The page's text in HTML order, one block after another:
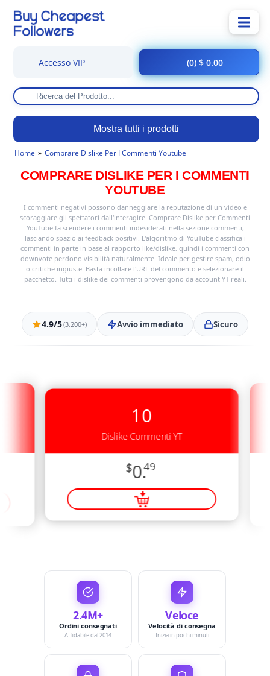
Mostra tutti i prodotti
Accesso VIP (0) $ 0.00
Home Comprare Dislike Per I Commenti Youtube
COMPRARE DISLIKE PER I COMMENTI
YOUTUBE
I commenti negativi possono danneggiare la reputazione di un video e
scoraggiare gli spettatori dall'interagire. Comprare Dislike per Commenti
YouTube fa scendere i commenti indesiderati nella sezione commenti,
lasciando spazio ai feedback positivi. L'algoritmo di YouTube classifica i
commenti in parte in base al rapporto like/dislike, quindi i commenti con
downvote perdono visibilità naturalmente. Ideale per gestire spam, odio
o critiche ingiuste. Basta incollare l'URL del commento e selezionare il
pacchetto. Tutti i dislike dei commenti provengono da account YT reali.
4.9/5(3,200+) Avvio immediato Sicuro
10
Dislike Commenti YT
$0.49
2.4M+
Ordini consegnati
Affidabile dal 2014
Veloce
Velocità di consegna
Inizia in pochi minuti